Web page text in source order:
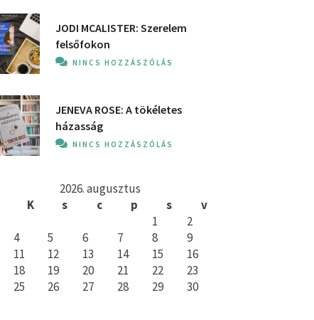
JODI MCALISTER: Szerelem
felsőfokon
NINCS HOZZÁSZÓLÁS
JENEVA ROSE: A ​tökéletes
házasság
NINCS HOZZÁSZÓLÁS
2026. augusztus
K s c p s
v
1
2
4 5 6 7 8
9
11 12 13 14 15
16
18 19 20 21 22
23
25 26 27 28 29
30